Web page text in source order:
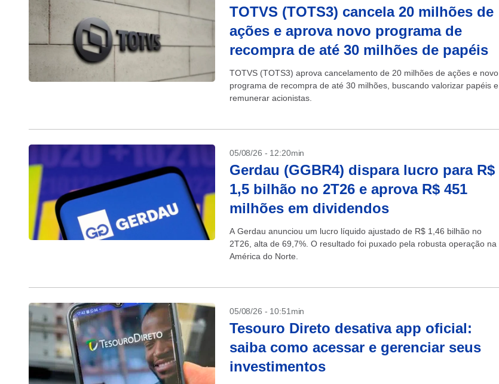
TOTVS (TOTS3) cancela 20 milhões de
ações e aprova novo programa de
recompra de até 30 milhões de papéis
TOTVS (TOTS3) aprova cancelamento de 20 milhões de ações e novo
programa de recompra de até 30 milhões, buscando valorizar papéis e
remunerar acionistas.
05/08/26 - 12:20min
Gerdau (GGBR4) dispara lucro para R$
1,5 bilhão no 2T26 e aprova R$ 451
milhões em dividendos
A Gerdau anunciou um lucro líquido ajustado de R$ 1,46 bilhão no
2T26, alta de 69,7%. O resultado foi puxado pela robusta operação na
América do Norte.
05/08/26 - 10:51min
Tesouro Direto desativa app oficial:
saiba como acessar e gerenciar seus
investimentos